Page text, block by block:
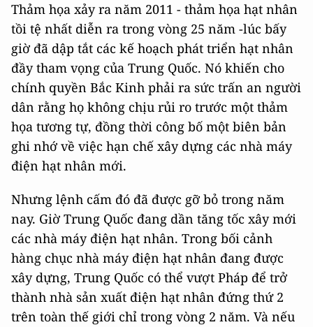
Thảm họa xảy ra năm 2011 - thảm họa hạt nhân
tồi tệ nhất diễn ra trong vòng 25 năm -lúc bấy
giờ đã dập tắt các kế hoạch phát triển hạt nhân
đầy tham vọng của Trung Quốc. Nó khiến cho
chính quyền Bắc Kinh phải ra sức trấn an người
dân rằng họ không chịu rủi ro trước một thảm
họa tương tự, đồng thời công bố một biên bản
ghi nhớ về việc hạn chế xây dựng các nhà máy
điện hạt nhân mới.
Nhưng lệnh cấm đó đã được gỡ bỏ trong năm
nay. Giờ Trung Quốc đang dần tăng tốc xây mới
các nhà máy điện hạt nhân. Trong bối cảnh
hàng chục nhà máy điện hạt nhân đang được
xây dựng, Trung Quốc có thể vượt Pháp để trở
thành nhà sản xuất điện hạt nhân đứng thứ 2
trên toàn thế giới chỉ trong vòng 2 năm. Và nếu